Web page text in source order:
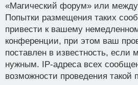
«Магический форум» или
Попытки размещения таких
привести к вашему
конференции, при этом ваш
поставлен в известность, если
нужным. IP-адреса всех
возможности проведения такой